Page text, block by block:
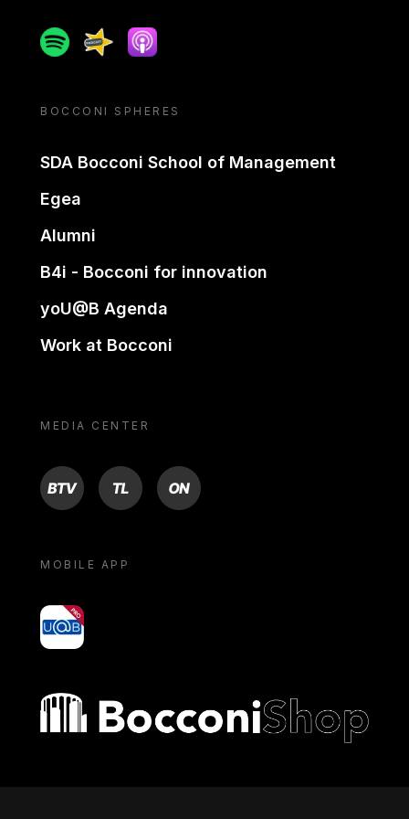
SpotifySpreakerApple podcast
BOCCONI SPHERES
SDA Bocconi School of Management
Egea
Alumni
B4i - Bocconi for innovation
yoU@B Agenda
Work at Bocconi
MEDIA CENTER
BTV TL ON
MOBILE APP
yoU@B
Bocconi shop